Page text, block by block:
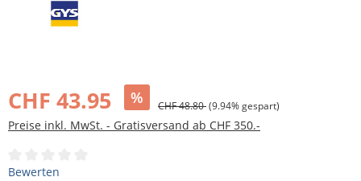
CHF 43.95 % CHF 48.80(9.94% gespart)
Preise inkl. MwSt. - Gratisversand ab CHF 350.-
Durchschnittliche Bewertung von 0 von 5 Sternen
Bewerten